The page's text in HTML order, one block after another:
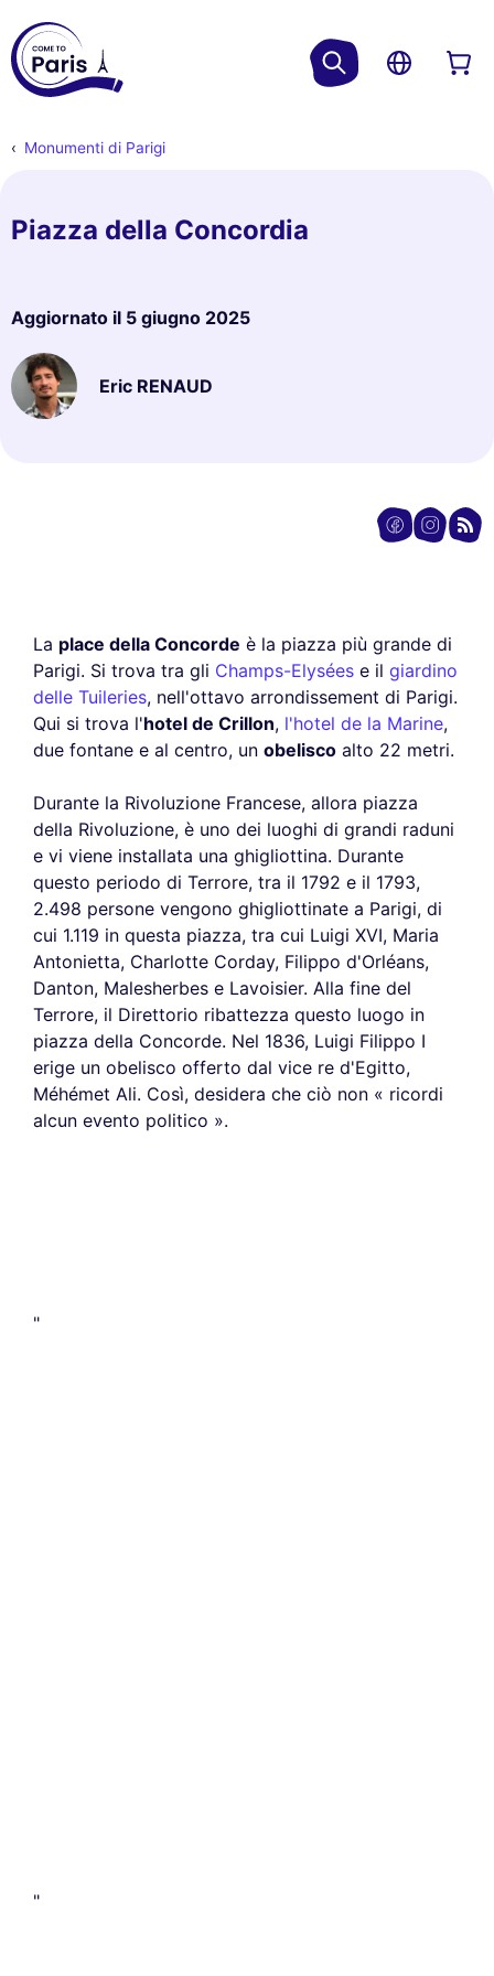
Monumenti di Parigi
Piazza della Concordia
Aggiornato il 5 giugno 2025
Eric RENAUD
La place della Concorde è la piazza più grande di
Parigi. Si trova tra gli Champs-Elysées e il giardino
delle Tuileries, nell'ottavo arrondissement di Parigi.
Qui si trova l'hotel de Crillon, l'hotel de la Marine,
due fontane e al centro, un obelisco alto 22 metri.
Durante la Rivoluzione Francese, allora piazza
della Rivoluzione, è uno dei luoghi di grandi raduni
e vi viene installata una ghigliottina. Durante
questo periodo di Terrore, tra il 1792 e il 1793,
2.498 persone vengono ghigliottinate a Parigi, di
cui 1.119 in questa piazza, tra cui Luigi XVI, Maria
Antonietta, Charlotte Corday, Filippo d'Orléans,
Danton, Malesherbes e Lavoisier. Alla fine del
Terrore, il Direttorio ribattezza questo luogo in
piazza della Concorde. Nel 1836, Luigi Filippo I
erige un obelisco offerto dal vice re d'Egitto,
Méhémet Ali. Così, desidera che ciò non « ricordi
alcun evento politico ».
"
"